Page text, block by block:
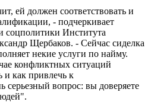
ей должен соответствовать и
- подчеркивает
соцполитики Института
Щербаков. - Сейчас сиделка
некие услуги по найму.
конфликтных ситуаций
и как привлечь к
серьезный вопрос: вы доверяете